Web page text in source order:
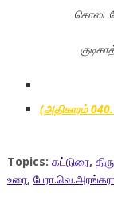
(அதிகாரம்040.
Topics: கட்டுரை,
உரை,